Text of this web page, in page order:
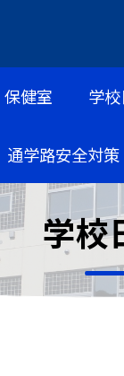
保健室 学
通学路安全対策
学校